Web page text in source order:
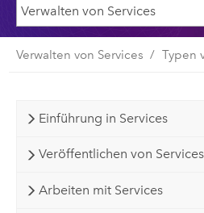
Verwalten von Services Typen
Einführung in Services
Veröffentlichen von Services
Arbeiten mit Services